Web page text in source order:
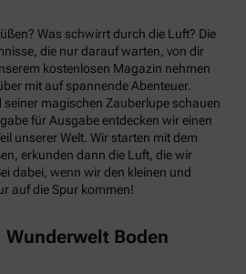
Was schwirrt durch die Luft? Die
die nur darauf warten, von dir
kostenlosen Magazin nehmen
mit auf spannende Abenteuer.
magischen Zauberlupe schauen
für Ausgabe entdecken wir einen
unserer Welt. Wir starten mit dem
erkunden dann die Luft, die wir
dabei, wenn wir den kleinen und
auf die Spur kommen!
Wunderwelt Boden